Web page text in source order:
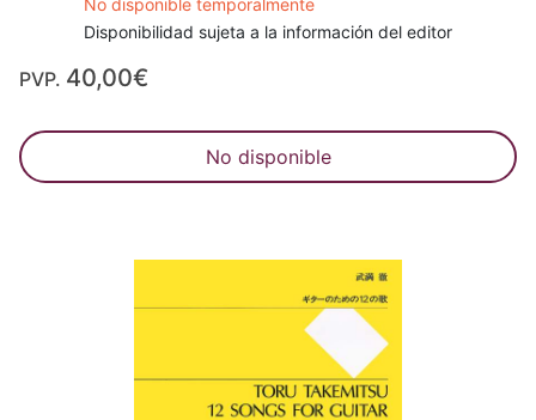
Disponibilidad sujeta a la información del editor
PVP. 40,00€
No disponible